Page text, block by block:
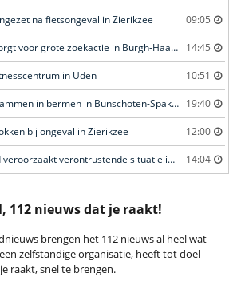
na fietsongeval in Zierikzee 09:05
Persoon te water zorgt voor grote zoekactie in Burgh-Haamstede 14:45
in Uden 10:51
Brandweer dooft vlammen in bermen in Bunschoten-Spakenburg 19:40
bij ongeval in Zierikzee 12:00
Brand in bosgebied veroorzaakt verontrustende situatie in Schaijk 14:04
112 nieuws dat je raakt!
brengen het 112 nieuws al heel wat
zelfstandige organisatie, heeft tot doel
raakt, snel te brengen.